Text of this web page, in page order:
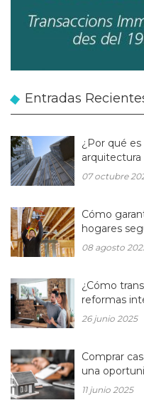
Entradas
¿Por qué
arquitectura
07 octubre
Cómo
hogares
08 agosto
¿Cómo
reformas
26 junio 2025
Comprar
una
inmobiliario
11 junio 2025